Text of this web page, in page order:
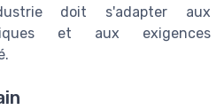
doit s'adapter aux
et aux exigences